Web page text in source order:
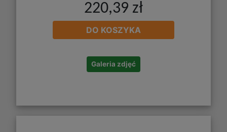
220,39 zł
DO KOSZYKA
Galeria zdjęć